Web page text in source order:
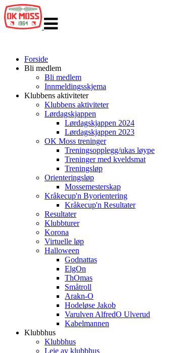
navigasjon
Forside
Bli medlem
Bli medlem
Innmeldingsskjema
Klubbens aktiviteter
Klubbens aktiviteter
Lørdagskjappen
Lørdagskjappen 2024
Lørdagskjappen 2023
OK Moss treninger
Treningsopplegg/ukas løype
Treninger med kveldsmat
Treningsløp
Orienteringsløp
Mossemesterskap
Kråkecup'n Byorientering
Kråkecup'n Resultater
Resultater
Klubbturer
Korona
Virtuelle løp
Halloween
Godnattas
ElgOn
ThOmas
Småtroll
Arakn-O
Hodeløse Jakob
Varulven AlfredO Ulverud
Kabelmannen
Klubbhus
Klubbhus
Leie av klubbhus